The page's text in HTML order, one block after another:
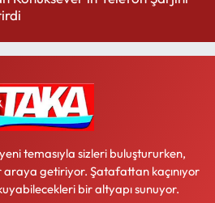
temasıyla sizleri buluştururken,
getiriyor. Şatafattan kaçınıyor
bir altyapı sunuyor.